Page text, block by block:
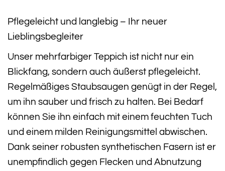
Pflegeleicht und langlebig – Ihr neuer
Lieblingsbegleiter
Unser mehrfarbiger Teppich ist nicht nur ein
Blickfang, sondern auch äußerst pflegeleicht.
Regelmäßiges Staubsaugen genügt in der Regel,
um ihn sauber und frisch zu halten. Bei Bedarf
können Sie ihn einfach mit einem feuchten Tuch
und einem milden Reinigungsmittel abwischen.
Dank seiner robusten synthetischen Fasern ist er
unempfindlich gegen Flecken und Abnutzung